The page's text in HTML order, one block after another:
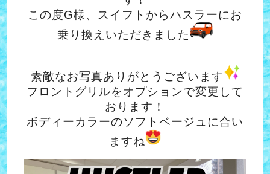
この度G様、スイフトからハスラーにお
乗り換えいただきました
素敵なお写真ありがとうございます
フロントグリルをオプションで変更して
おります！
ボディーカラーのソフトベージュに合い
ますね